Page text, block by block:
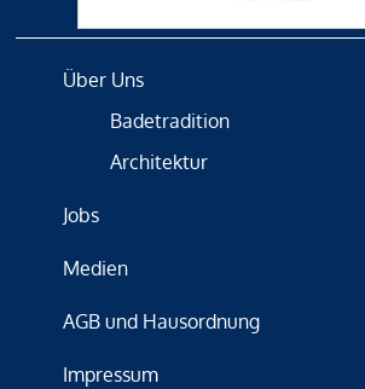
Über Uns
Badetradition
Architektur
Jobs
Medien
AGB und Hausordnung
Impressum